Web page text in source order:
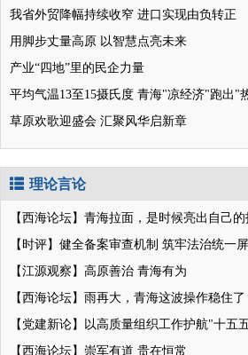
我省外贸降幅持续收窄 进口实现由负转正
用脚步丈量高原 以智慧点亮未来
产业“四地”里的民企力量
平均气温13至15摄氏度 青海"凉经济"跑出"
草原欢歌迎盛会 汇聚风华启新章
理论言论
【西海论坛】青海拉面，是时候亮出自己的
【时评】健全备案审查机制 筑牢法治统一
【江源观察】高原善治 青海有为
【西海论坛】雨再大，青海这波操作稳住了
【党建新论】以高质量组织工作护航"十五
【西海论坛】崇军有道 贵在恒常